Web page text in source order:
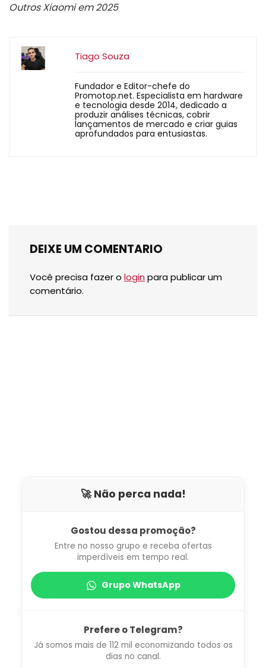
Outros Xiaomi em 2025
Tiago Souza
Fundador e Editor-chefe do
Promotop.net. Especialista em hardware
e tecnologia desde 2014, dedicado a
produzir análises técnicas, cobrir
lançamentos de mercado e criar guias
aprofundados para entusiastas.
DEIXE UM COMENTARIO
Você precisa fazer o login para publicar um
comentário.
🚀 Não perca nada!
Gostou dessa promoção?
Entre no nosso grupo e receba ofertas
imperdíveis em tempo real.
Grupo WhatsApp
Prefere o Telegram?
Já somos mais de 112 mil economizando todos os
dias no canal.